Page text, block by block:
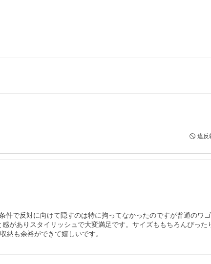
違反
で反対に向けて隠すのは特に拘ってなかったのですが普通のワ
がありスタイリッシュで大変満足です。サイズももちろんぴった
納も余裕ができて嬉しいです。